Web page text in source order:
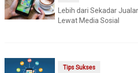
Lebih dari Sekadar
Lewat Media Sosial
Tips Sukses